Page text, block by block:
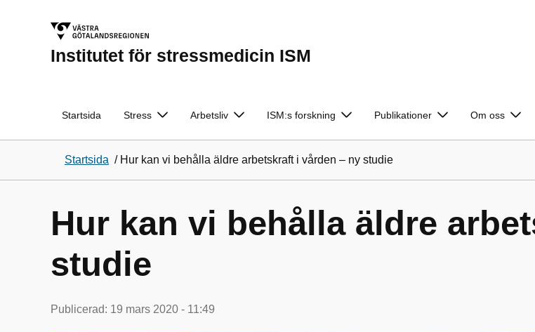
Institutet för stressmedicin ISM
Startsida Stress Arbetsliv ISM:s forskning Publikationer Om oss
Startsida / Hur kan vi behålla äldre arbetskraft i vården – ny studie
Hur kan vi behålla äldre
studie
Publicerad: 19 mars 2020 - 11:49